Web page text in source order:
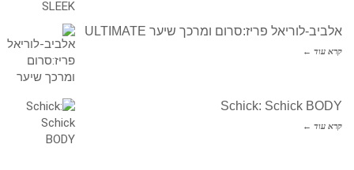
אלביב-לוריאל פריז:סרום ומרכך שיער ULTIMATE
קרא עוד ←
Schick: Schick BODY
קרא עוד ←